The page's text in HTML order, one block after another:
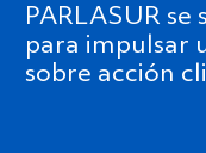
PARLASUR se
para impulsar
sobre acción